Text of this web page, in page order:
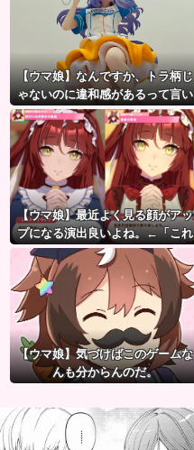
【ウマ娘】なんですか、トラ柄じ
ゃないのに違和感があるって言い
たいんですか？
【ウマ娘】最近よく見る顔がアッ
プになる演出良いよね。←「これ
とかこれとか…」
【ウマ娘】気づけばこのゲームな
んも分からんのだ。